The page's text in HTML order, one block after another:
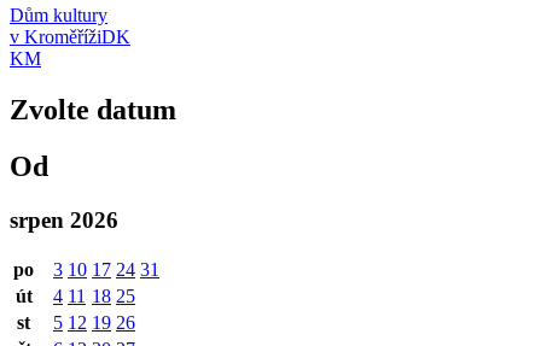
Dům kultury
v KroměřížiDK
KM
Zvolte datum
Od
srpen 2026
po 3 10 17 24 31
út
4 11 18 25
st
5 12 19 26